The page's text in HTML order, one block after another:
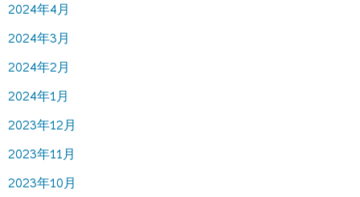
2024年4月
2024年3月
2024年2月
2024年1月
2023年12月
2023年11月
2023年10月